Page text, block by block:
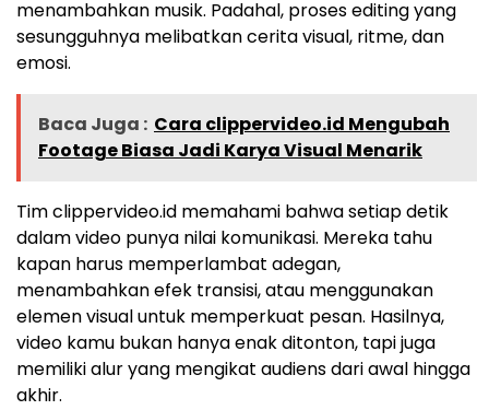
menambahkan musik. Padahal, proses editing yang
sesungguhnya melibatkan cerita visual, ritme, dan
emosi.
Baca Juga : Cara clippervideo.id Mengubah
Footage Biasa Jadi Karya Visual Menarik
Tim clippervideo.id memahami bahwa setiap detik
dalam video punya nilai komunikasi. Mereka tahu
kapan harus memperlambat adegan,
menambahkan efek transisi, atau menggunakan
elemen visual untuk memperkuat pesan. Hasilnya,
video kamu bukan hanya enak ditonton, tapi juga
memiliki alur yang mengikat audiens dari awal hingga
akhir.